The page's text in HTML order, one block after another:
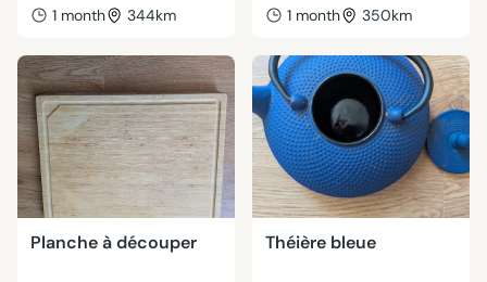
1 month 344km 1 month 350km
Planche à découper Théière bleue